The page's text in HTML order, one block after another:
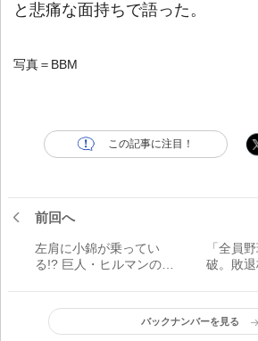
と悲痛な面持ちで語った。
写真＝BBM
この記事に注目！
前回へ
左肩に小錦が乗ってい
る!? 巨人・ヒルマンの仰
録】
「全員
破。敗
校野球
バックナンバーを見る